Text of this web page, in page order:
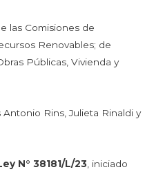
las Comisiones de
Renovables; de
Públicas, Vivienda y
Antonio Rins, Julieta Rinaldi y
N° 38181/L/23 , iniciado